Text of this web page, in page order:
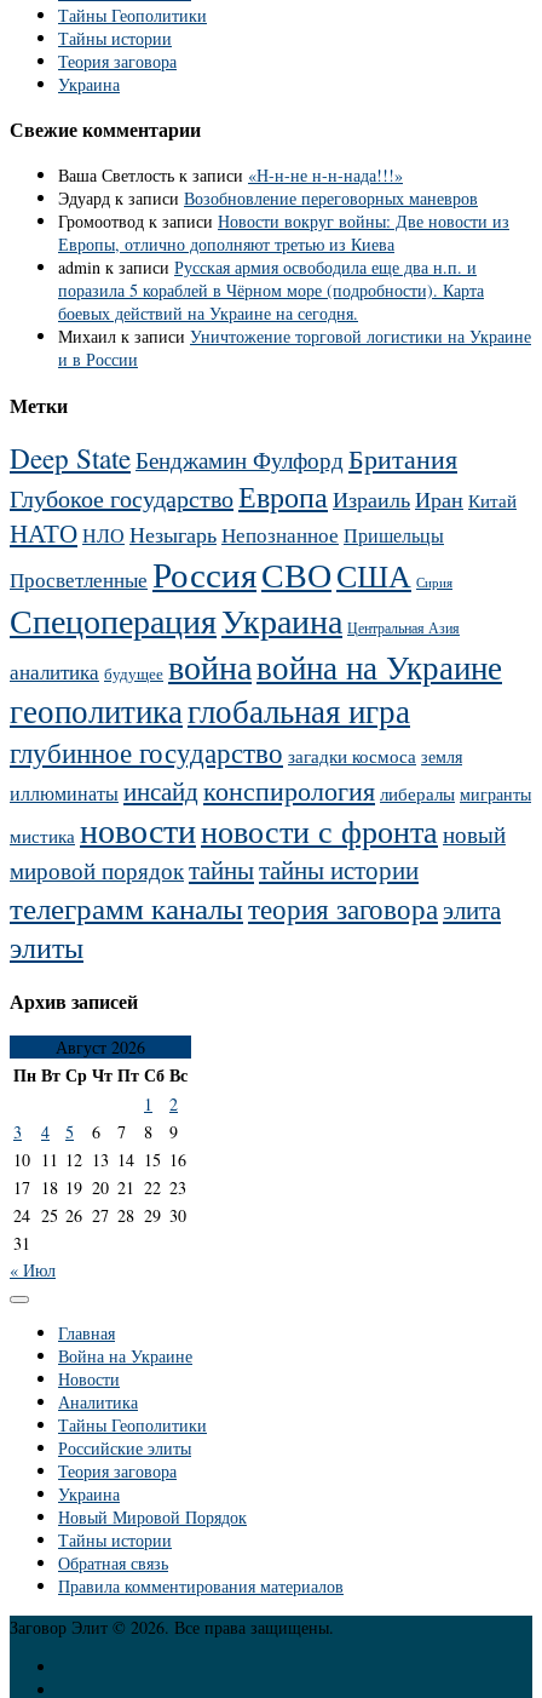
Тайны Геополитики
Тайны истории
Теория заговора
Украина
Свежие комментарии
Ваша Светлость к записи «Н-н-не н-н-нада!!!»
Эдуард к записи Возобновление переговорных маневров
Громоотвод к записи Новости вокруг войны: Две новости из
Европы, отлично дополняют третью из Киева
admin к записи Русская армия освободила еще два н.п. и
поразила 5 кораблей в Чёрном море (подробности). Карта
боевых действий на Украине на сегодня.
Михаил к записи Уничтожение торговой логистики на Украине
и в России
Метки
Deep StateБенджамин ФулфордБритания
Глубокое государствоЕвропаИзраильИран Китай
НАТОНЛО НезыгарьНепознанное Пришельцы
Просветленные РоссияСВОСША Сирия
СпецоперацияУкраина Центральная Азия
аналитика будущее войнавойна на Украине
геополитикаглобальная игра
глубинное государство загадки космоса земля
иллюминатыинсайдконспирология либералы мигранты
мистика новостиновости с фронтановый
мировой порядоктайнытайны истории
телеграмм каналытеория заговораэлита
элиты
Архив записей
Август 2026
ПнВтСрЧтПтСбВс
1
2
3
4 5 6 7 8
9
10 11 12 13 14 15 16
17 18 19 20 21 22 23
24 25 26 27 28 29 30
31
« Июл
Главная
Война на Украине
Новости
Аналитика
Тайны Геополитики
Российские элиты
Теория заговора
Украина
Новый Мировой Порядок
Тайны истории
Обратная связь
Правила комментирования материалов
Заговор Элит © 2026. Все права защищены.